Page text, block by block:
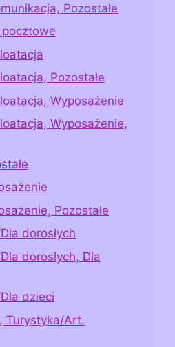
Pozostałe
pocztowe
Pozostałe
Wyposażenie
Wyposażenie,
Pozostałe
dorosłych
dorosłych, Dla
dzieci
Turystyka/Art.